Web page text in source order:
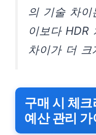
의 기술 차
이보다 HDR
차이가 더 크
구매 시 체
예산 관리 가